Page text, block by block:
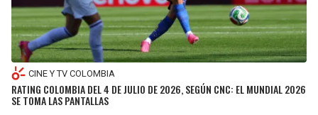
CINE Y TV COLOMBIA
RATING COLOMBIA DEL 4 DE JULIO DE 2026, SEGÚN CNC: EL MUNDIAL 2026
SE TOMA LAS PANTALLAS